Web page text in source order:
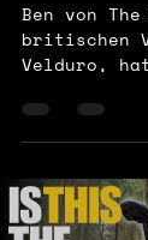
Ben von
britischen
Velduro,
aufgebaut.
der
mit einem
das Bike